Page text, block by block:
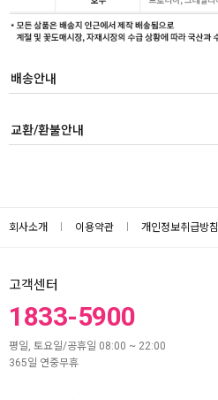
배송안내
교환/환불안내
회사소개 이용약관 개인정보취급방침
고객센터
1833-5900
평일, 토요일/공휴일 08:00 ~ 22:00
365일 연중무휴